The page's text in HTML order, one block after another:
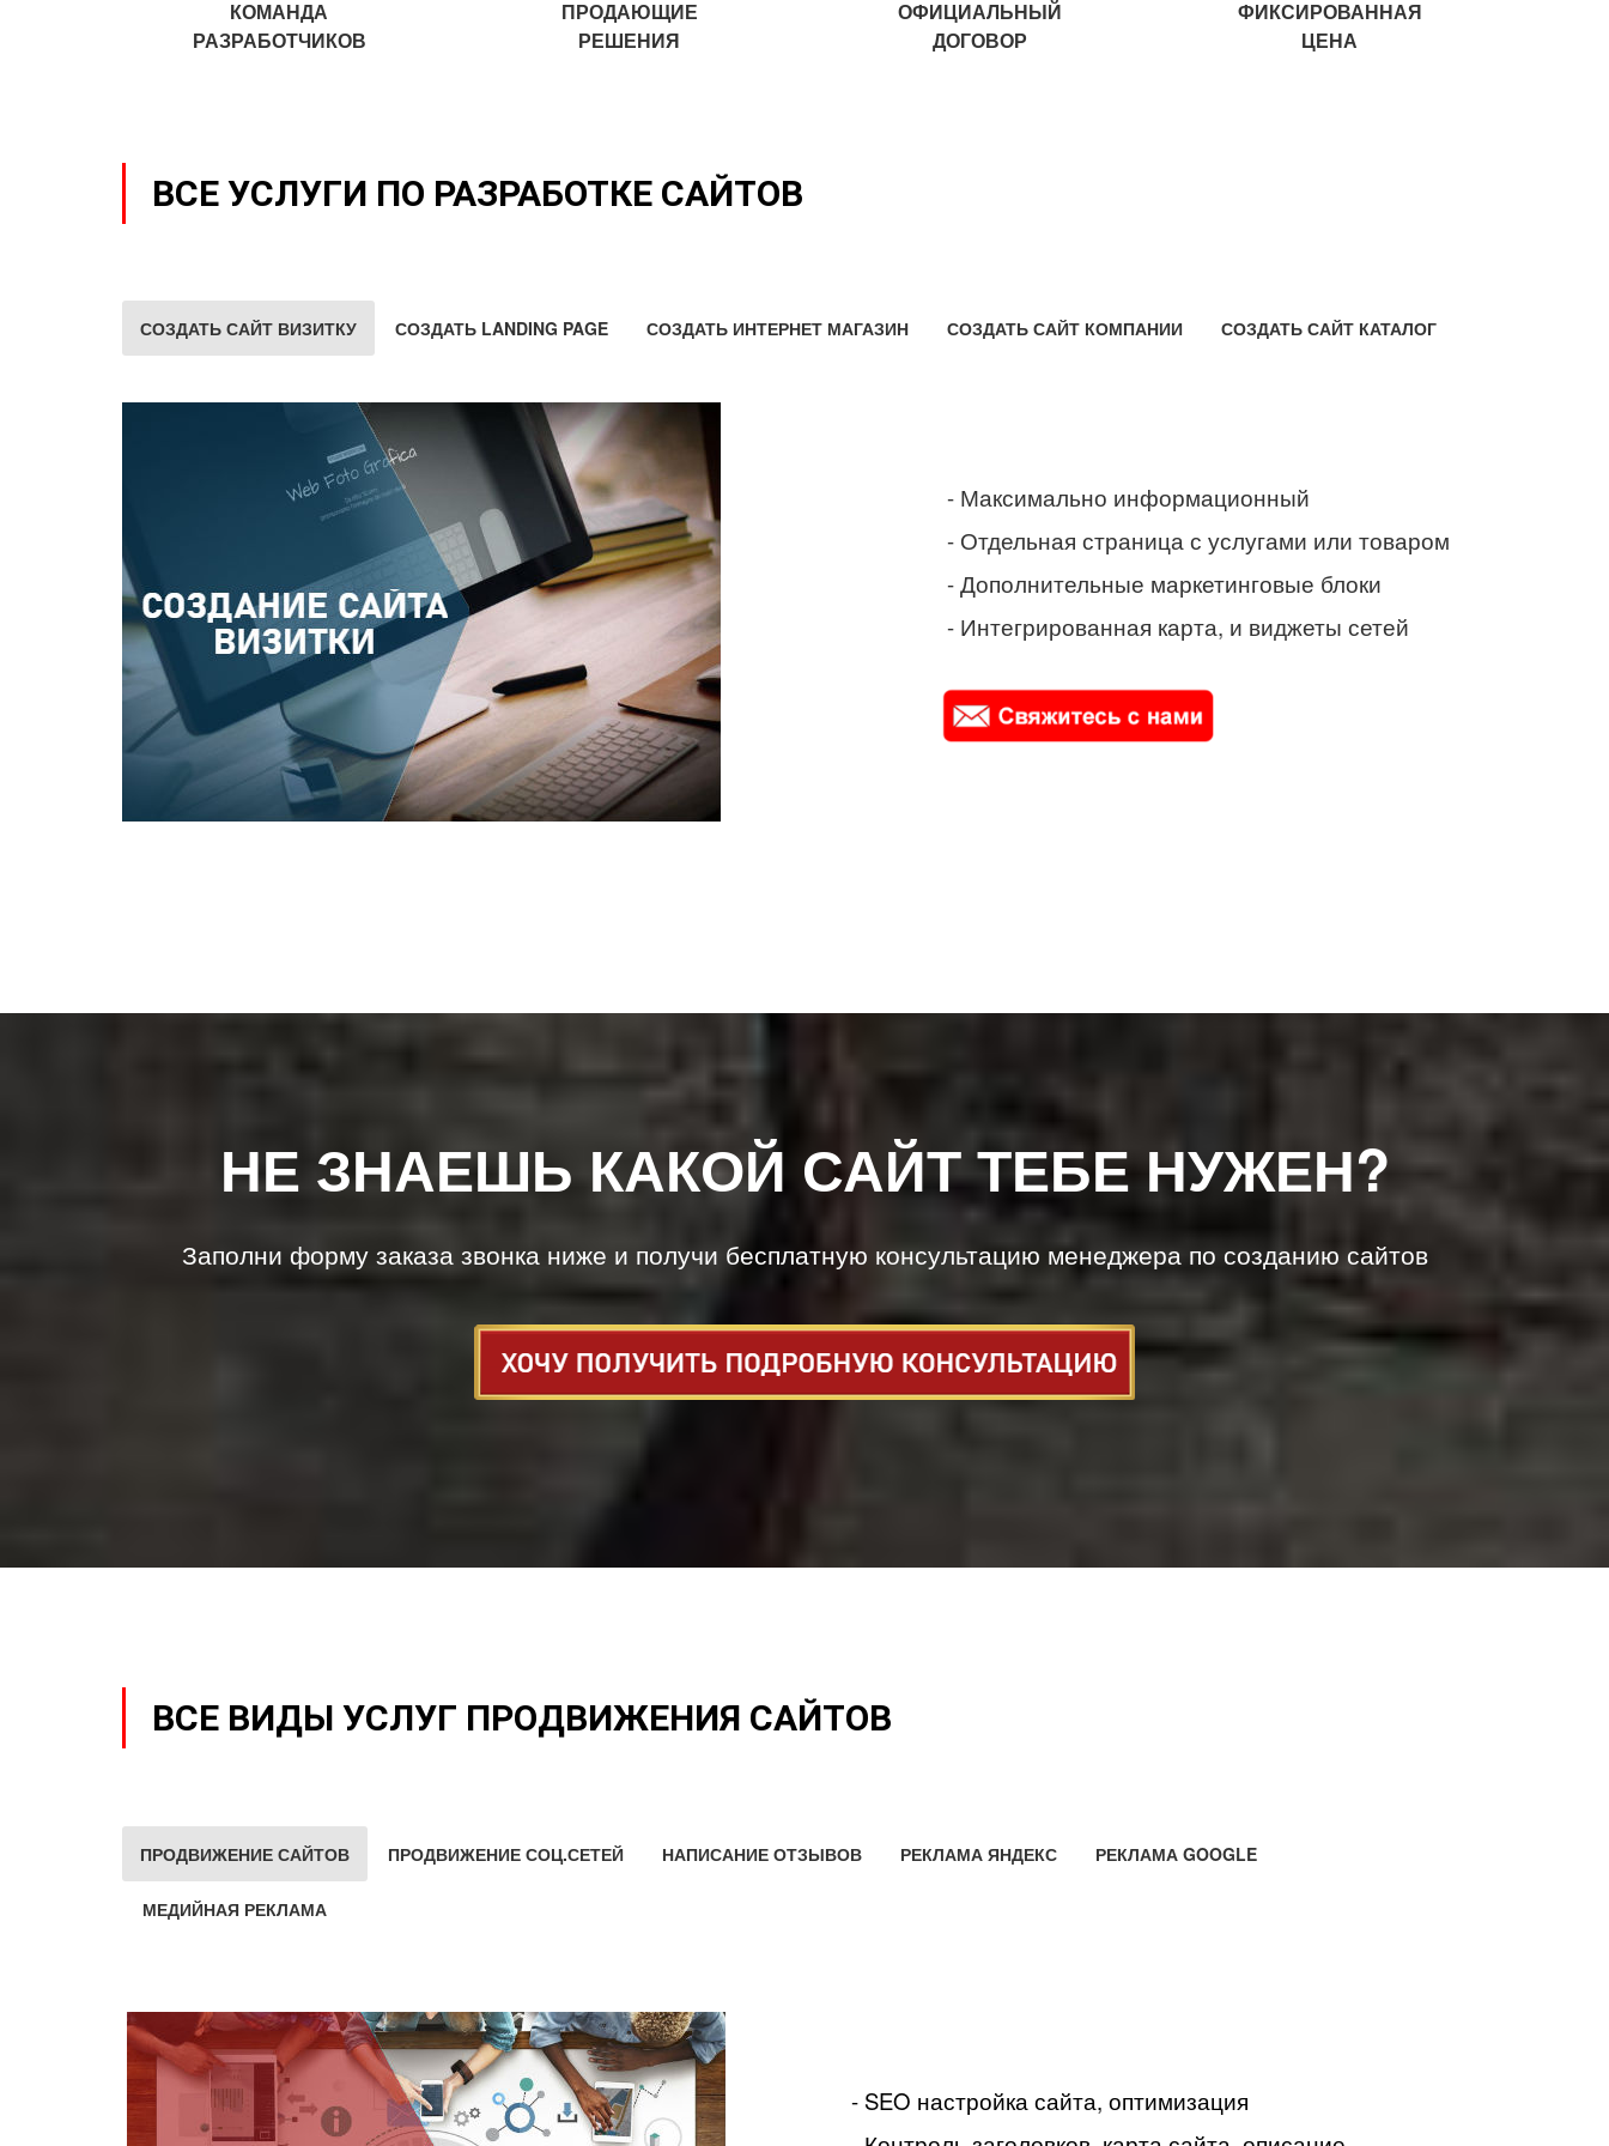
КОМАНДА
РАЗРАБОТЧИКОВ
ПРОДАЮЩИЕ
РЕШЕНИЯ
ОФИЦИАЛЬНЫЙ
ДОГОВОР
ФИКСИРОВАННАЯ
ЦЕНА
ВСЕ УСЛУГИ ПО РАЗРАБОТКЕ САЙТОВ
СОЗДАТЬ САЙТ ВИЗИТКУ СОЗДАТЬ LANDING PAGE СОЗДАТЬ ИНТЕРНЕТ МАГАЗИН СОЗДАТЬ САЙТ КОМПАНИИ СОЗДАТЬ САЙТ КАТАЛОГ
- Максимально информационный
- Отдельная страница с услугами или товаром
- Дополнительные маркетинговые блоки
- Интегрированная карта, и виджеты сетей
НЕ ЗНАЕШЬ КАКОЙ САЙТ ТЕБЕ НУЖЕН?
Заполни форму заказа звонка ниже и получи бесплатную консультацию менеджера по созданию сайтов
ВСЕ ВИДЫ УСЛУГ ПРОДВИЖЕНИЯ САЙТОВ
ПРОДВИЖЕНИЕ САЙТОВ ПРОДВИЖЕНИЕ СОЦ.СЕТЕЙ НАПИСАНИЕ ОТЗЫВОВ РЕКЛАМА ЯНДЕКС РЕКЛАМА GOOGLE
МЕДИЙНАЯ РЕКЛАМА
- SEO настройка сайта, оптимизация